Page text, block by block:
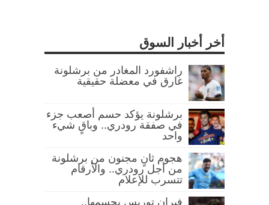
أخر أخبار السوق
راشفورد المغادر من برشلونة
غارق في معضلة حقيقية
برشلونة يؤكد حسم أصعب جزء
في صفقة رودري.. وباقٍ شيء
واحد
هجوم ثانٍ مجنون من برشلونة
من أجل رودري.. والأرقام
تتسرب للإعلام
فيران توريس يحسمها..